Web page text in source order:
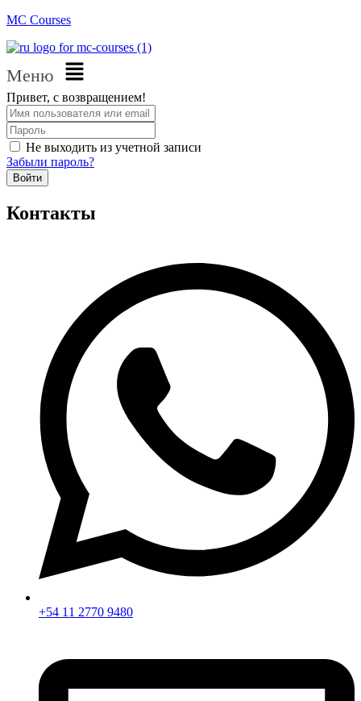
MC Courses
Меню
Привет, с возвращением!
Не выходить из учетной записи
Забыли пароль?
Войти
Контакты
+54 11 2770 9480